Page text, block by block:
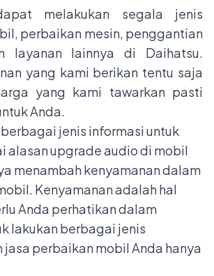
melakukan segala jenis
perbaikan mesin, penggantian
layanan lainnya di Daihatsu.
yang kami berikan tentu saja
yang kami tawarkan pasti
Anda.
jenis informasi untuk
alasan upgrade audio di mobil
menambah kenyamanan dalam
Kenyamanan adalah hal
Anda perhatikan dalam
lakukan berbagai jenis
perbaikan mobil Anda hanya